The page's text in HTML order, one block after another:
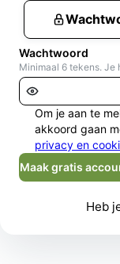
Wachtwoord
Minimaal 6 tekens.
Om je aan te
akkoord gaan
privacy en
Maak gratis
Heb